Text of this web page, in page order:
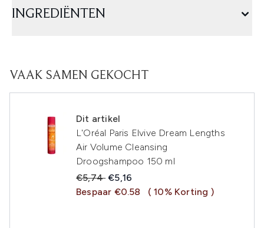
INGREDIËNTEN
VAAK SAMEN GEKOCHT
Dit artikel
L'Oréal Paris Elvive Dream Lengths
Air Volume Cleansing
Droogshampoo 150 ml
Recommended Retail Price:
€5,74Huidige prijs:
€5,16
Bespaar €0.58
( 10% Korting )